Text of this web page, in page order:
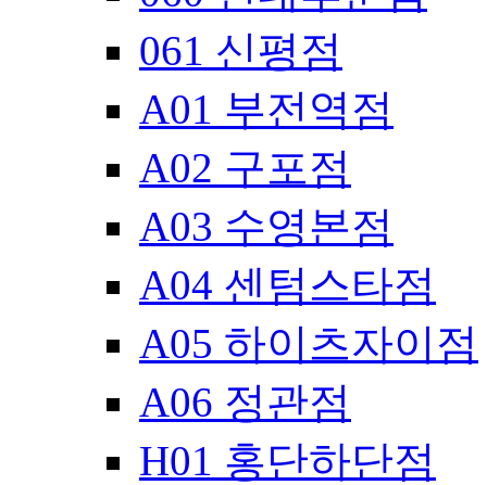
061 신평점
A01 부전역점
A02 구포점
A03 수영본점
A04 센텀스타점
A05 하이츠자이점
A06 정관점
H01 홍단하단점